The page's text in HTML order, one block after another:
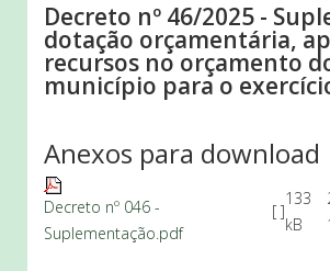
Decreto nº 46/2025 -
dotação orçamentária,
recursos no orçamento
município para o
Anexos para download
Decreto nº 046 -
Suplementação.pdf
[ ]
133
kB